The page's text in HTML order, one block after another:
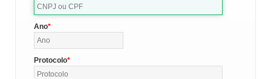
Ano
Protocolo